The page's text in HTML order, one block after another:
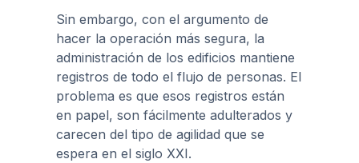
Sin embargo, con el argumento de
hacer la operación más segura, la
administración de los edificios mantiene
registros de todo el flujo de personas. El
problema es que esos registros están
en papel, son fácilmente adulterados y
carecen del tipo de agilidad que se
espera en el siglo XXI.